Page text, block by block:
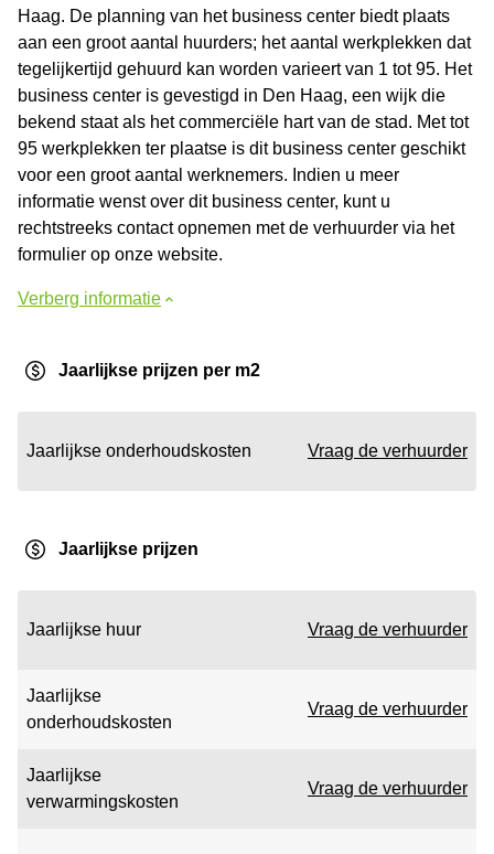
Haag. De planning van het business center biedt plaats
aan een groot aantal huurders; het aantal werkplekken dat
tegelijkertijd gehuurd kan worden varieert van 1 tot 95. Het
business center is gevestigd in Den Haag, een wijk die
bekend staat als het commerciële hart van de stad. Met tot
95 werkplekken ter plaatse is dit business center geschikt
voor een groot aantal werknemers. Indien u meer
informatie wenst over dit business center, kunt u
rechtstreeks contact opnemen met de verhuurder via het
formulier op onze website.
Verberg informatie
Jaarlijkse prijzen per m2
Jaarlijkse onderhoudskosten Vraag de verhuurder
Jaarlijkse prijzen
Jaarlijkse huur Vraag de verhuurder
Jaarlijkse
onderhoudskosten
Vraag de verhuurder
Jaarlijkse
verwarmingskosten
Vraag de verhuurder